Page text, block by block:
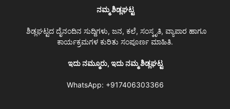
ನಮ್ಮ ಶಿಡ್ಲಘಟ್ಟ
ಶಿಡ್ಲಘಟ್ಟದ ದೈನಂದಿನ ಸುದ್ದಿಗಳು, ಜನ, ಕಲೆ, ಸಂಸ್ಕೃತಿ, ವ್ಯಾಪಾರ ಹಾಗೂ
ಕಾರ್ಯಕ್ರಮಗಳ ಕುರಿತು ಸಂಪೂರ್ಣ ಮಾಹಿತಿ.
ಇದು ನಮ್ಮೂರು, ಇದು ನಮ್ಮ ಶಿಡ್ಲಘಟ್ಟ
WhatsApp: +917406303366